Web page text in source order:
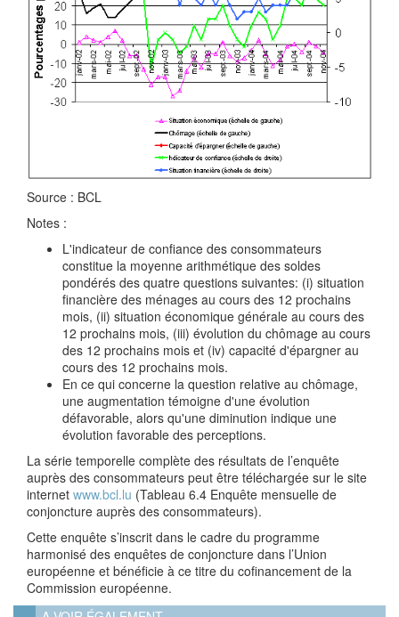
Source : BCL
Notes :
L'indicateur de confiance des consommateurs
constitue la moyenne arithmétique des soldes
pondérés des quatre questions suivantes: (i) situation
financière des ménages au cours des 12 prochains
mois, (ii) situation économique générale au cours des
12 prochains mois, (iii) évolution du chômage au cours
des 12 prochains mois et (iv) capacité d'épargner au
cours des 12 prochains mois.
En ce qui concerne la question relative au chômage,
une augmentation témoigne d'une évolution
défavorable, alors qu'une diminution indique une
évolution favorable des perceptions.
La série temporelle complète des résultats de l’enquête
auprès des consommateurs peut être téléchargée sur le site
internet www.bcl.lu (Tableau 6.4 Enquête mensuelle de
conjoncture auprès des consommateurs).
Cette enquête s’inscrit dans le cadre du programme
harmonisé des enquêtes de conjoncture dans l’Union
européenne et bénéficie à ce titre du cofinancement de la
Commission européenne.